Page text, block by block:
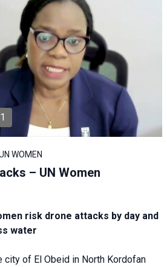
1
WOMEN
– UN Women
risk drone attacks by day and
water
of El Obeid in North Kordofan